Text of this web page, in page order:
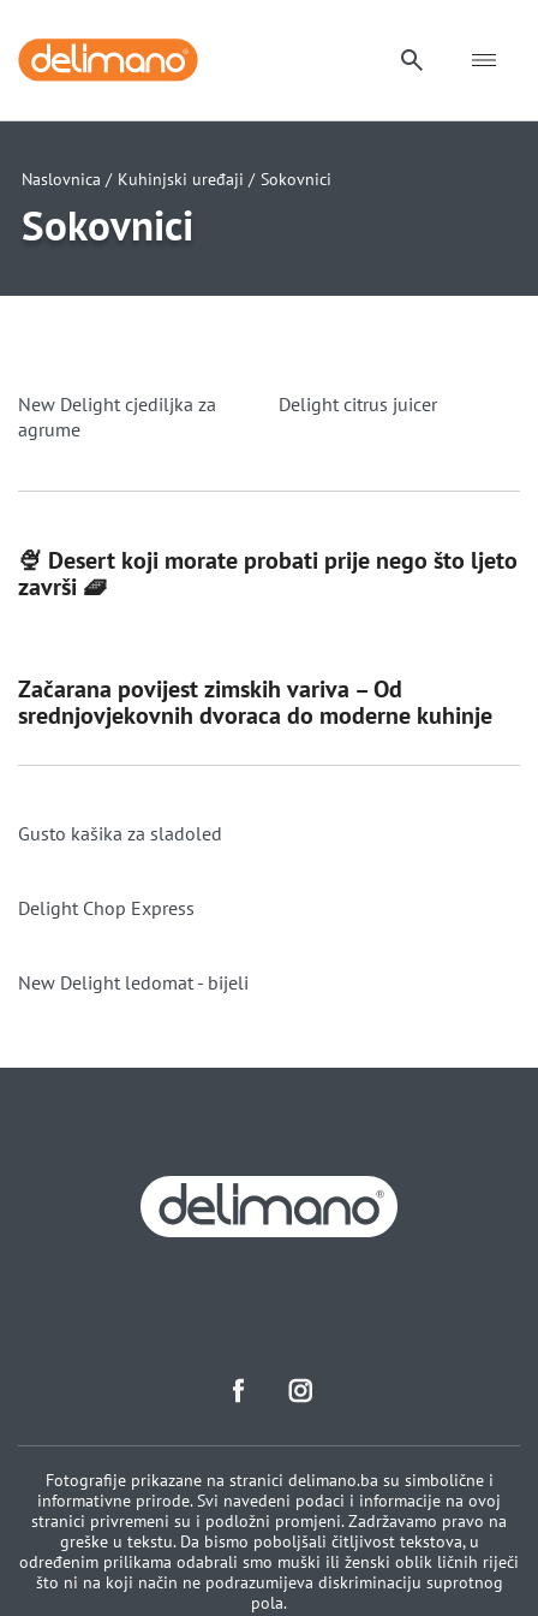
Naslovnica / Kuhinjski uređaji / Sokovnici
Sokovnici
New Delight cjediljka za
agrume
Delight citrus juicer
🍨 Desert koji morate probati prije nego što ljeto
završi 🧇
Začarana povijest zimskih variva – Od
srednjovjekovnih dvoraca do moderne kuhinje
Gusto kašika za sladoled
Delight Chop Express
New Delight ledomat - bijeli
Fotografije prikazane na stranici delimano.ba su simbolične i
informativne prirode. Svi navedeni podaci i informacije na ovoj
stranici privremeni su i podložni promjeni. Zadržavamo pravo na
greške u tekstu. Da bismo poboljšali čitljivost tekstova, u
određenim prilikama odabrali smo muški ili ženski oblik ličnih riječi
što ni na koji način ne podrazumijeva diskriminaciju suprotnog
pola.